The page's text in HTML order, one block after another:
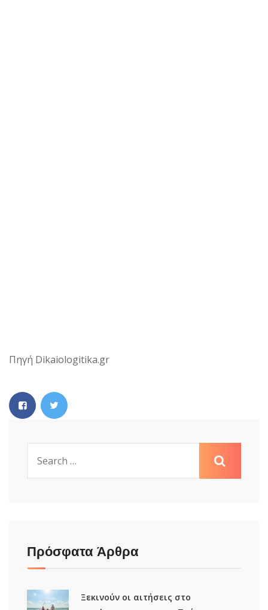
Πηγή Dikaiologitika.gr
Πρόσφατα Άρθρα
Ξεκινούν οι αιτήσεις στο